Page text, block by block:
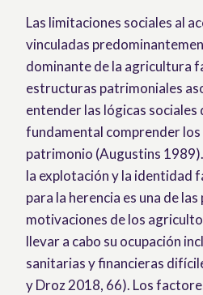
Las limitaciones sociales al
vinculadas
dominante de la agricultura
estructuras patrimoniales
entender las lógicas sociales
fundamental comprender
patrimonio (Augustins
la explotación y la identidad
para la herencia es una de
motivaciones de los
llevar a cabo su ocupación
sanitarias y financieras
y Droz 2018, 66). Los